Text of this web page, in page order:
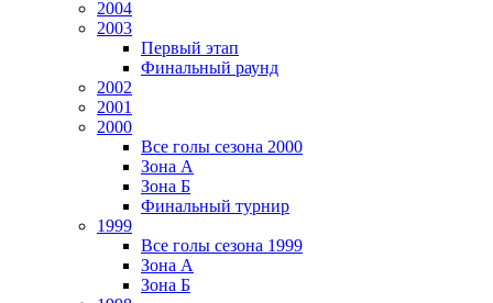
2004
2003
Первый этап
Финальный раунд
2002
2001
2000
Все голы сезона 2000
Зона А
Зона Б
Финальный турнир
1999
Все голы сезона 1999
Зона А
Зона Б